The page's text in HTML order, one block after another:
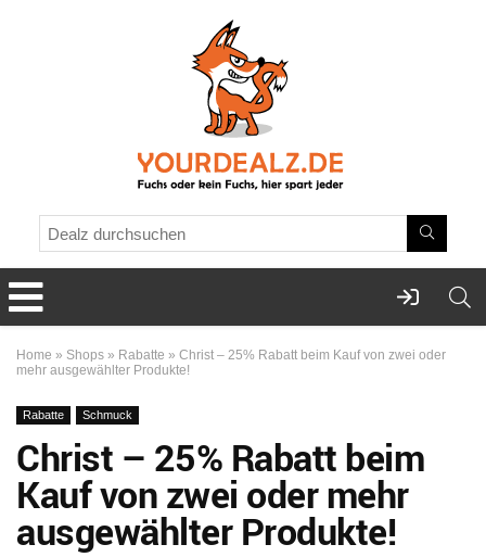
Home » Shops » Rabatte » Christ – 25% Rabatt beim Kauf von zwei oder
mehr ausgewählter Produkte!
Rabatte Schmuck
Christ – 25% Rabatt beim
Kauf von zwei oder mehr
ausgewählter Produkte!